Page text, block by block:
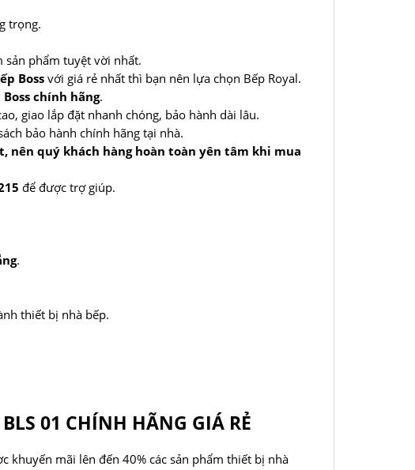
trọng.
sản phẩm tuyệt vời nhất.
Boss với giá rẻ nhất thì bạn nên lựa chọn Bếp Royal.
Boss chính hãng.
giao lắp đặt nhanh chóng, bảo hành dài lâu.
bảo hành chính hãng tại nhà.
nên quý khách hàng hoàn toàn yên tâm khi mua
để được trợ giúp.
.
thiết bị nhà bếp.
01 CHÍNH HÃNG GIÁ RẺ
khuyến mãi lên đến 40% các sản phẩm thiết bị nhà